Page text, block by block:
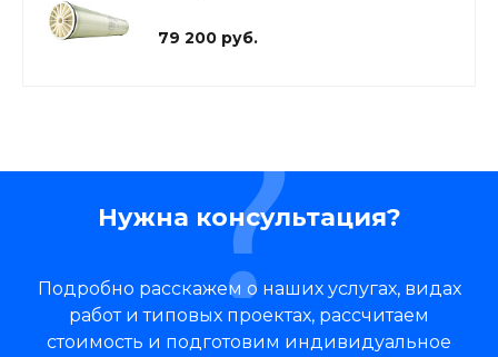
79 200 руб.
Нужна консультация?
Подробно расскажем о наших услугах, видах
работ и типовых проектах, рассчитаем
стоимость и подготовим индивидуальное